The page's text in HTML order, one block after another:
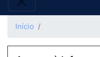
Início